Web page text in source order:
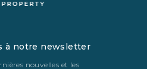
à notre newsletter
nouvelles et les